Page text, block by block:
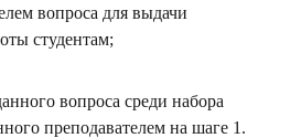
вопроса для выдачи
студентам;
вопроса среди набора
преподавателем на шаге 1.